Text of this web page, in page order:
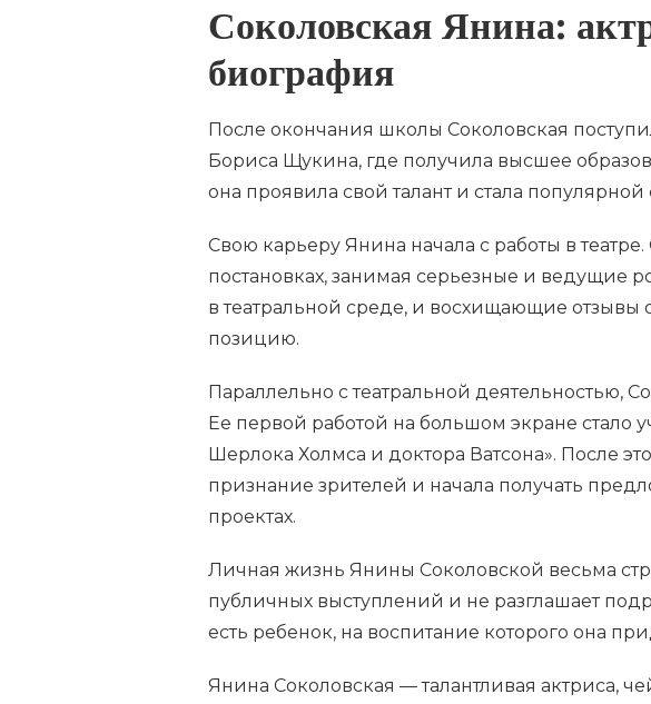
Соколовская Янина:
биография
После окончания школы Соколовская
Бориса Щукина, где получила высшее
она проявила свой талант и стала
Свою карьеру Янина начала с работы в
постановках, занимая серьезные и ведущие
в театральной среде, и восхищающие отзывы
позицию.
Параллельно с театральной деятельностью,
Ее первой работой на большом экране стало
Шерлока Холмса и доктора Ватсона». После
признание зрителей и начала получать
проектах.
Личная жизнь Янины Соколовской весьма
публичных выступлений и не разглашает
есть ребенок, на воспитание которого она
Янина Соколовская — талантливая актриса,